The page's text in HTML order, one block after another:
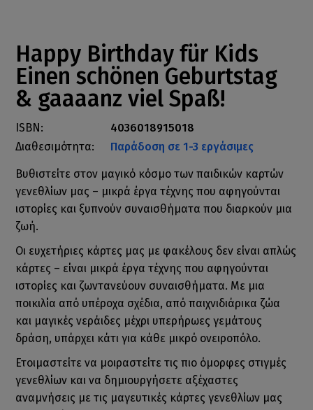
Happy Birthday für Kids
Einen schönen Geburtstag
& gaaaanz viel Spaß!
ISBN:
4036018915018
Διαθεσιμότητα:
Παράδοση σε 1-3 εργάσιμες
Βυθιστείτε στον μαγικό κόσμο των παιδικών καρτών
γενεθλίων μας – μικρά έργα τέχνης που αφηγούνται
ιστορίες και ξυπνούν συναισθήματα που διαρκούν μια
ζωή.
Οι ευχετήριες κάρτες μας με φακέλους δεν είναι απλώς
κάρτες – είναι μικρά έργα τέχνης που αφηγούνται
ιστορίες και ζωντανεύουν συναισθήματα. Με μια
ποικιλία από υπέροχα σχέδια, από παιχνιδιάρικα ζώα
και μαγικές νεράιδες μέχρι υπερήρωες γεμάτους
δράση, υπάρχει κάτι για κάθε μικρό ονειροπόλο.
Ετοιμαστείτε να μοιραστείτε τις πιο όμορφες στιγμές
γενεθλίων και να δημιουργήσετε αξέχαστες
αναμνήσεις με τις μαγευτικές κάρτες γενεθλίων μας